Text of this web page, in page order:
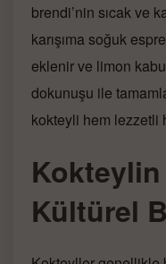
brendi’nin sıcak ve
karışıma soğuk
eklenir ve limon
dokunuşu ile
kokteyli hem lezzetli
Kültürel